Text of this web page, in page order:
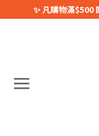
✨ 凡購物滿$500